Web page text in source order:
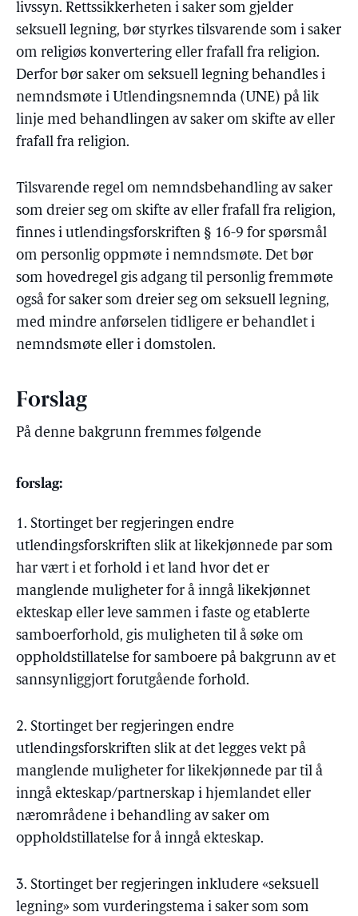
livssyn. Rettssikkerheten i saker som gjelder
seksuell legning, bør styrkes tilsvarende som i saker
om religiøs konvertering eller frafall fra religion.
Derfor bør saker om seksuell legning behandles i
nemndsmøte i Utlendingsnemnda (UNE) på lik
linje med behandlingen av saker om skifte av eller
frafall fra religion.
Tilsvarende regel om nemndsbehandling av saker
som dreier seg om skifte av eller frafall fra religion,
finnes i utlendingsforskriften § 16-9 for spørsmål
om personlig oppmøte i nemndsmøte. Det bør
som hovedregel gis adgang til personlig fremmøte
også for saker som dreier seg om seksuell legning,
med mindre anførselen tidligere er behandlet i
nemndsmøte eller i domstolen.
Forslag
På denne bakgrunn fremmes følgende
forslag:
1. Stortinget ber regjeringen endre
utlendingsforskriften slik at likekjønnede par som
har vært i et forhold i et land hvor det er
manglende muligheter for å inngå likekjønnet
ekteskap eller leve sammen i faste og etablerte
samboerforhold, gis muligheten til å søke om
oppholdstillatelse for samboere på bakgrunn av et
sannsynliggjort forutgående forhold.
2. Stortinget ber regjeringen endre
utlendingsforskriften slik at det legges vekt på
manglende muligheter for likekjønnede par til å
inngå ekteskap/partnerskap i hjemlandet eller
nærområdene i behandling av saker om
oppholdstillatelse for å inngå ekteskap.
3. Stortinget ber regjeringen inkludere «seksuell
legning» som vurderingstema i saker som som